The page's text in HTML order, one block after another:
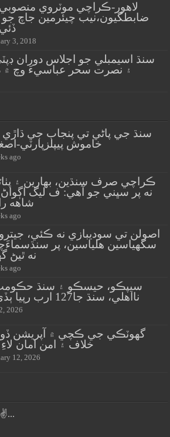
لاهور-ڪراچي موٽروي
ضابطگيون،نيب چيئرمين جاچ
3, 2018
سنڌ اسيمبلي جو اجلاس دوران
۽ نصرت سحر عباسيءَ وچ ۾
سنڌ جي پاڻي تي پنجاب جي
خاموش پيپلزپارٽي-
ago
ڪراچي صرف سنڌين، بهارين ۽
نه پر سڀني جو آهي: ف ليگ
شاهه
ago
سگهياسين هلياسين، پر
نه ٿيڻ
ago
سيپڪو، حيسڪو ۽ سنڌ
نااهلي، سنڌ جا127 ارب رپيا ٻڏي ويا؟
2026
گهوٽڪي جي ڪچي ۾ آپريشن
خلاف ۽ امن امان
12, 2026
✌️...